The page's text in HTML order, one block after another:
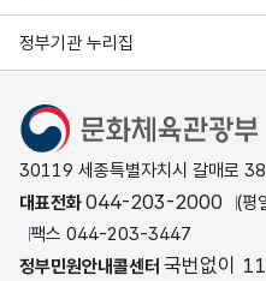
정부기관 누리집
문화체육관광부
30119 세종특별자치시 갈매로
대표전화044-203-2000
(평
팩스 044-203-3447
정부민원안내콜센터 국번없이